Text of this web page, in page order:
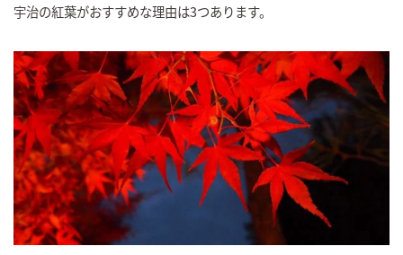
宇治の紅葉がおすすめな理由は3つあります。